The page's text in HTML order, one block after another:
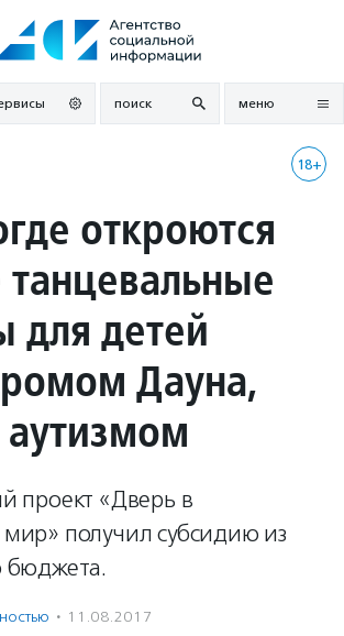
поиск меню
18+
откроются
для детей
Дауна,
проект «Дверь в
получил субсидию из
бюджета.
· 11.08.2017